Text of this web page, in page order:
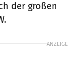
der großen
ANZEIGE